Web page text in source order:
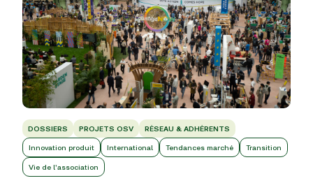
DOSSIERS PROJETS OSV RÉSEAU & ADHÉRENTS
Innovation produit International Tendances marché Transition
Vie de l'association